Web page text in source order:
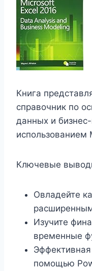
Книга
справочник по
данных и
использованием
Ключевые
Овладейте
Изучите
временные
помощью